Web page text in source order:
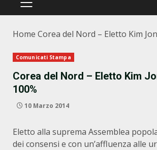
PRIMÄRES
Home Corea del Nord – Eletto Kim
Comunicati Stampa
Corea del Nord – Eletto Kim
100%
10 Marzo 2014
Eletto alla suprema Assemblea
dei consensi e con un’affluenza alle